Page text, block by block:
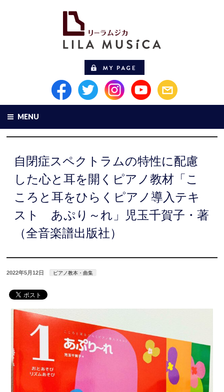
MENU
自閉症スペクトラムの特性に配慮
した心と耳を開くピアノ教材「こ
ころと耳をひらくピアノ導入テキ
スト あぷり～れ」児玉千賀子・著
（全音楽譜出版社）
2022年5月12日 ピアノ教本・曲集